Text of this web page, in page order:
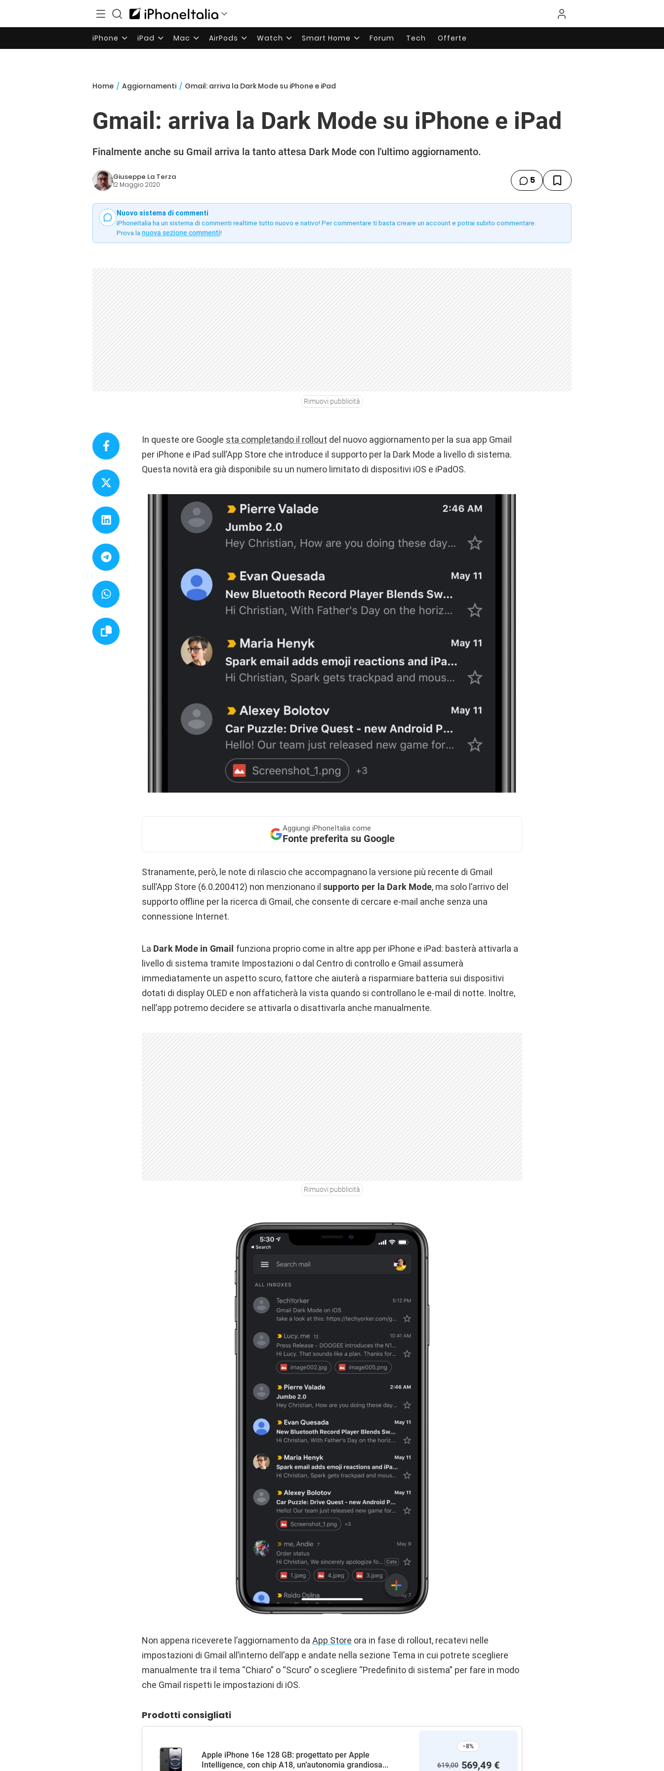
iPhone iPad Mac AirPods Watch Smart Home Forum Tech Offerte
Home / Aggiornamenti / Gmail: arriva la Dark Mode su iPhone e iPad
Gmail: arriva la Dark Mode su iPhone e iPad
Finalmente anche su Gmail arriva la tanto attesa Dark Mode con l'ultimo aggiornamento.
Giuseppe La Terza
12 Maggio 2020 5
Nuovo sistema di commenti
iPhoneItalia ha un sistema di commenti realtime tutto nuovo e nativo! Per commentare ti basta creare un account e potrai subito commentare.
Prova la nuova sezione commenti!
Rimuovi pubblicità
In queste ore Google sta completando il rollout del nuovo aggiornamento per la sua app Gmail
per iPhone e iPad sull’App Store che introduce il supporto per la Dark Mode a livello di sistema.
Questa novità era già disponibile su un numero limitato di dispositivi iOS e iPadOS.
Aggiungi iPhoneItalia come
Fonte preferita su Google
Stranamente, però, le note di rilascio che accompagnano la versione più recente di Gmail
sull’App Store (6.0.200412) non menzionano il supporto per la Dark Mode, ma solo l’arrivo del
supporto offline per la ricerca di Gmail, che consente di cercare e-mail anche senza una
connessione Internet.
La Dark Mode in Gmail funziona proprio come in altre app per iPhone e iPad: basterà attivarla a
livello di sistema tramite Impostazioni o dal Centro di controllo e Gmail assumerà
immediatamente un aspetto scuro, fattore che aiuterà a risparmiare batteria sui dispositivi
dotati di display OLED e non affaticherà la vista quando si controllano le e-mail di notte. Inoltre,
nell’app potremo decidere se attivarla o disattivarla anche manualmente.
Rimuovi pubblicità
Non appena riceverete l’aggiornamento da App Store ora in fase di rollout, recatevi nelle
impostazioni di Gmail all’interno dell’app e andate nella sezione Tema in cui potrete scegliere
manualmente tra il tema “Chiaro” o “Scuro” o scegliere “Predefinito di sistema” per fare in modo
che Gmail rispetti le impostazioni di iOS.
Prodotti consigliati
Apple iPhone 16e 128 GB: progettato per Apple
Intelligence, con chip A18, un’autonomia grandiosa...
−8%
619,00 569,49 €